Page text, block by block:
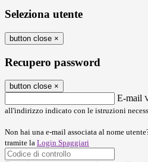
Seleziona utente
button close ×
Recupero password
button close ×
E-mail
all'indirizzo indicato con le istruzioni
Non hai una e-mail associata al nome
tramite la Login Spaggiari